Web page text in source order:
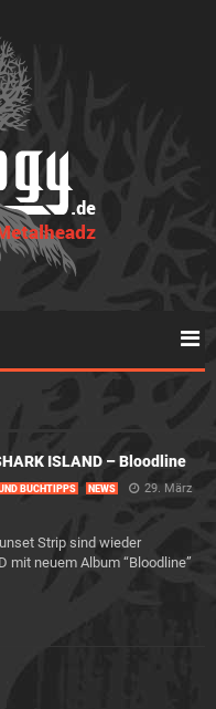
ISLAND – Bloodline
BUCHTIPPS NEWS
29. März
Strip sind wieder
mit neuem Album “Bloodline”